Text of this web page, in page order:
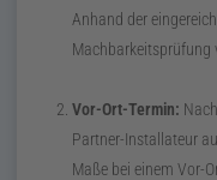
Anhand der
Machbarkeitsprüfung
Vor-Ort-Termin:
Partner-Installateur
Maße bei einem Vor-